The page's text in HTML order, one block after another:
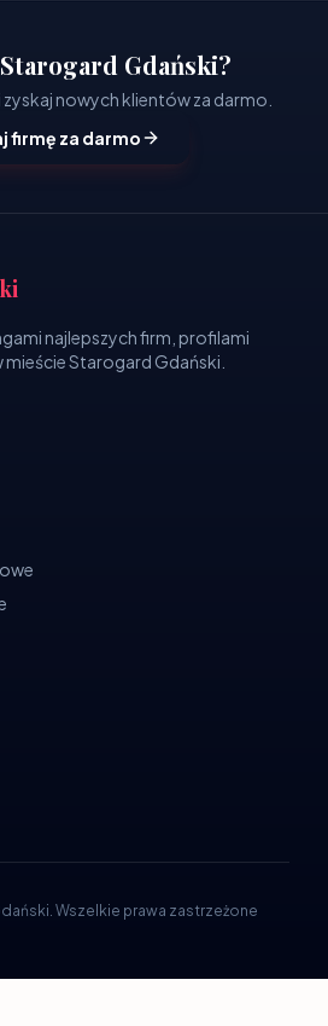
Gdański?
nowych klientów za darmo.
firmę za darmo
najlepszych firm, profilami
Starogard Gdański.
. Wszelkie prawa zastrzeżone